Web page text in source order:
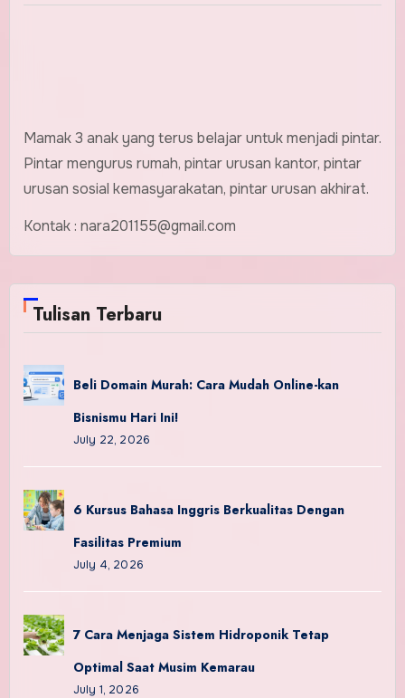
Mamak 3 anak yang terus belajar untuk menjadi pintar.
Pintar mengurus rumah, pintar urusan kantor, pintar
urusan sosial kemasyarakatan, pintar urusan akhirat.
Kontak : nara201155@gmail.com
Tulisan Terbaru
Beli Domain Murah: Cara Mudah Online-kan
Bisnismu Hari Ini!
July 22, 2026
6 Kursus Bahasa Inggris Berkualitas Dengan
Fasilitas Premium
July 4, 2026
7 Cara Menjaga Sistem Hidroponik Tetap
Optimal Saat Musim Kemarau
July 1, 2026